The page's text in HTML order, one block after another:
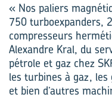
« Nos paliers
750 turboexpanders,
compresseurs
Alexandre Kral, du
pétrole et gaz chez
les turbines à gaz,
et bien d’autres